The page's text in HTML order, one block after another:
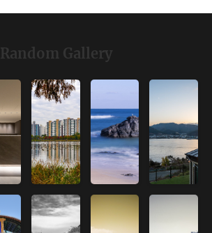
Random Gallery